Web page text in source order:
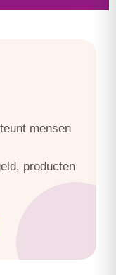
mensen
producten